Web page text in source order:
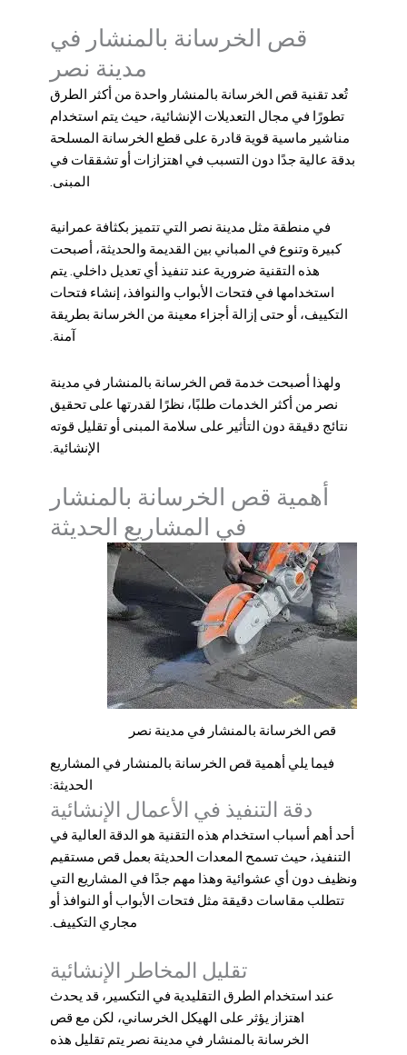
قص الخرسانة بالمنشار في
مدينة نصر
تُعد تقنية قص الخرسانة بالمنشار واحدة من أكثر الطرق
تطورًا في مجال التعديلات الإنشائية، حيث يتم استخدام
مناشير ماسية قوية قادرة على قطع الخرسانة المسلحة
بدقة عالية جدًا دون التسبب في اهتزازات أو تشققات في
المبنى.
في منطقة مثل مدينة نصر التي تتميز بكثافة عمرانية
كبيرة وتنوع في المباني بين القديمة والحديثة، أصبحت
هذه التقنية ضرورية عند تنفيذ أي تعديل داخلي. يتم
استخدامها في فتحات الأبواب والنوافذ، إنشاء فتحات
التكييف، أو حتى إزالة أجزاء معينة من الخرسانة بطريقة
آمنة.
ولهذا أصبحت خدمة قص الخرسانة بالمنشار في مدينة
نصر من أكثر الخدمات طلبًا، نظرًا لقدرتها على تحقيق
نتائج دقيقة دون التأثير على سلامة المبنى أو تقليل قوته
الإنشائية.
أهمية قص الخرسانة بالمنشار
في المشاريع الحديثة
قص الخرسانة بالمنشار في مدينة نصر
فيما يلي أهمية قص الخرسانة بالمنشار في المشاريع
الحديثة:
دقة التنفيذ في الأعمال الإنشائية
أحد أهم أسباب استخدام هذه التقنية هو الدقة العالية في
التنفيذ، حيث تسمح المعدات الحديثة بعمل قص مستقيم
ونظيف دون أي عشوائية وهذا مهم جدًا في المشاريع التي
تتطلب مقاسات دقيقة مثل فتحات الأبواب أو النوافذ أو
مجاري التكييف.
تقليل المخاطر الإنشائية
عند استخدام الطرق التقليدية في التكسير، قد يحدث
اهتزاز يؤثر على الهيكل الخرساني، لكن مع قص
الخرسانة بالمنشار في مدينة نصر يتم تقليل هذه